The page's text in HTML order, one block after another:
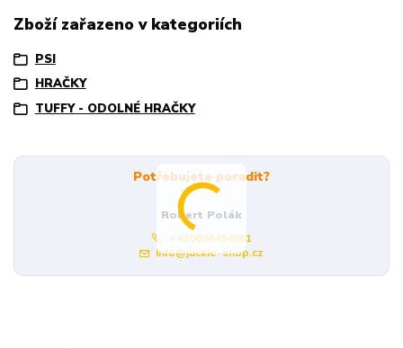
Zboží zařazeno v kategoriích
PSI
HRAČKY
TUFFY - ODOLNÉ HRAČKY
Potřebujete poradit?
Robert Polák
+420606494961
info@jackie-shop.cz